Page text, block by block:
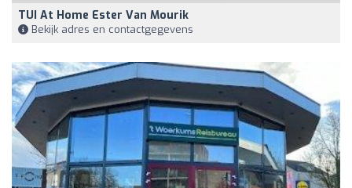
TUI At Home Ester Van Mourik
Bekijk adres en contactgegevens